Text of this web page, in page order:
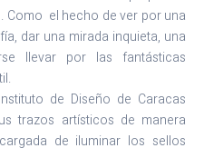
Como el hecho de ver por una
dar una mirada inquieta, una
llevar por las fantásticas
de Diseño de Caracas
trazos artísticos de manera
de iluminar los sellos